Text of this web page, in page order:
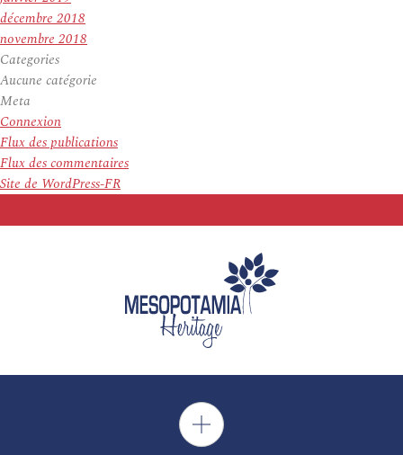
décembre 2018
novembre 2018
Categories
Aucune catégorie
Meta
Connexion
Flux des publications
Flux des commentaires
Site de WordPress-FR